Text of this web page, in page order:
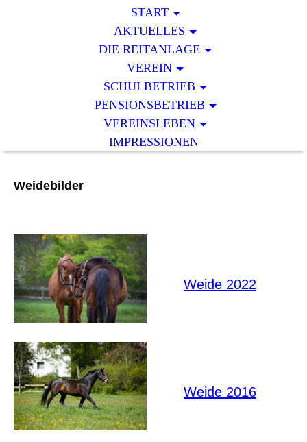
START
AKTUELLES
DIE REITANLAGE
VEREIN
SCHULBETRIEB
PENSIONSBETRIEB
VEREINSLEBEN
IMPRESSIONEN
Weidebilder
Weide 2022
Weide 2016